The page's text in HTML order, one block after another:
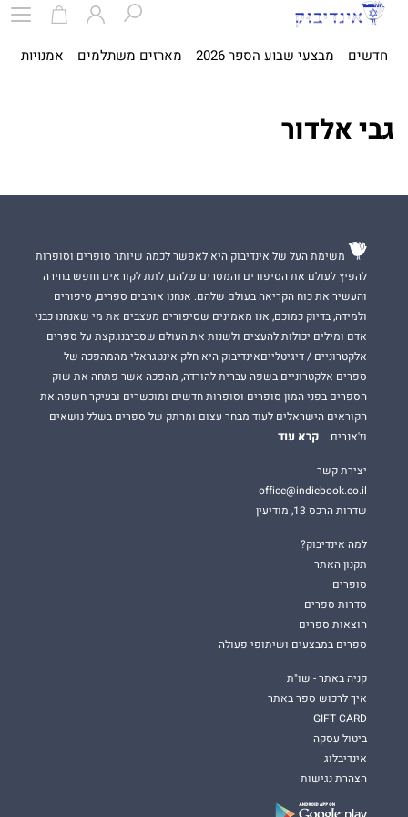
חדשים מבצעי שבוע הספר 2026 מארזים משתלמים אמנויות
גבי אלדור
משימת העל של אינדיבוק היא לאפשר לכמה שיותר סופרים וסופרות
להפיץ לעולם את הסיפורים והמסרים שלהם, לתת לקוראים חופש בחירה
והעשיר את כוח הקריאה בעולם שלהם. אנחנו אוהבים ספרים, סיפורים
ולמידה, בדיוק כמוכם, אנו מאמינים שסיפורים מעצבים את מי שאנחנו כבני
אדם ומילים יכולות להעצים ולשנות את העולם שסביבנו.קצת על ספרים
אלקטרוניים / דיגיטלייםאינדיבוק היא חלק אינטגראלי מהמהפכה של
ספרים אלקטרוניים בשפה עברית להורדה, מהפכה אשר פתחה את שוק
הספרים בפני המון סופרים וסופרות חדשים ומוכשרים ובעיקר חשפה את
הקוראים הישראלים לעוד מבחר עצום ומרתק של ספרים בשלל נושאים
וז'אנרים.
קרא עוד
יצירת קשר
office@indiebook.co.il
שדרות הרכס 13, מודיעין
למה אינדיבוק?
תקנון האתר
סופרים
סדרות ספרים
הוצאות ספרים
ספרים במבצעים ושיתופי פעולה
קניה באתר - שו"ת
איך לרכוש ספר באתר
GIFT CARD
ביטול עסקה
אינדיבלוג
הצהרת נגישות